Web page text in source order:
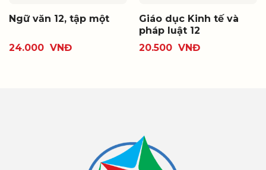
Ngữ văn 12, tập một
24.000 VNĐ
Giáo dục Kinh tế và
pháp luật 12
20.500 VNĐ